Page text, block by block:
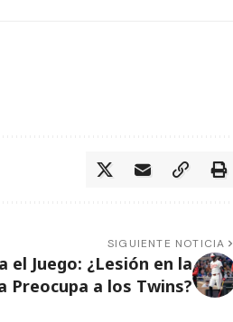
SIGUIENTE NOTICIA
el Juego: ¿Lesión en la
Preocupa a los Twins?